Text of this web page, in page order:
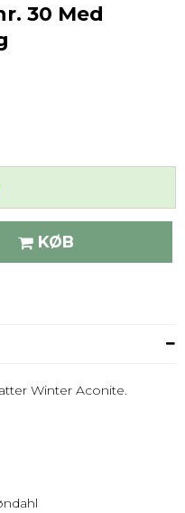
30 Med
KØB
Winter Aconite.